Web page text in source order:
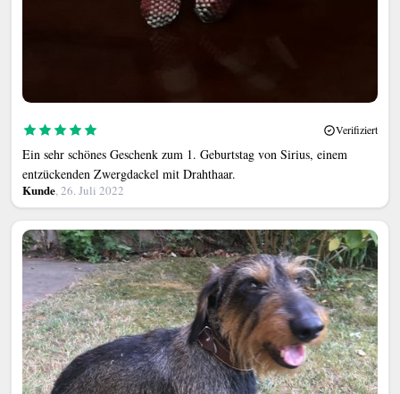
Verifiziert
Ein sehr schönes Geschenk zum 1. Geburtstag von Sirius, einem
entzückenden Zwergdackel mit Drahthaar.
Kunde, 26. Juli 2022